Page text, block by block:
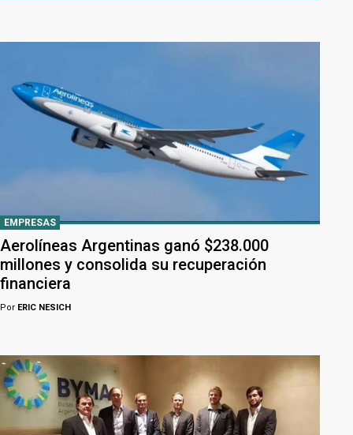
EMPRESAS
Aerolíneas Argentinas ganó $238.000
millones y consolida su recuperación
financiera
Por ERIC NESICH